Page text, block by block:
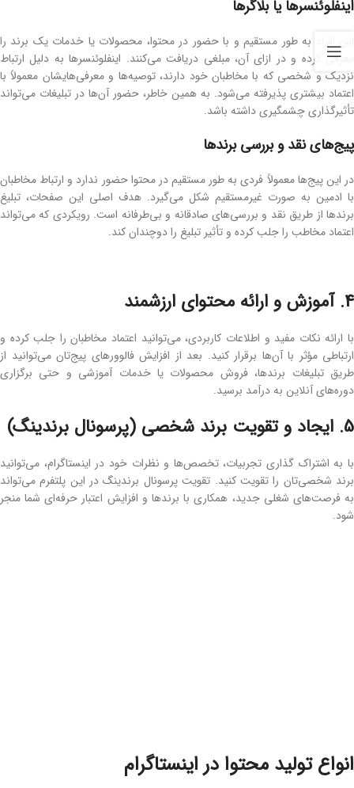
اینفلوئنسرها یا بلاگرها
این افراد به ‌طور مستقیم و با حضور در محتوا، محصولات یا خدمات یک برند را
معرفی کرده و در ازای آن، مبلغی دریافت می‌کنند. اینفلوئنسرها به‌ دلیل ارتباط
نزدیک و شخصی که با مخاطبان خود دارند، توصیه‌ها و معرفی‌هایشان معمولاً با
اعتماد بیشتری پذیرفته می‌شود. به ‌همین ‌خاطر، حضور آن‌ها در تبلیغات می‌تواند
تأثیرگذاری چشمگیری داشته باشد.
پیج‌های نقد و بررسی برندها
در این پیج‌ها معمولاً فردی به ‌طور مستقیم در محتوا حضور ندارد و ارتباط مخاطبان
با ادمین به ‌صورت غیرمستقیم شکل می‌گیرد. هدف اصلی این صفحات، تبلیغ
برندها از طریق نقد و بررسی‌های صادقانه و بی‌طرفانه است. رویکردی که می‌تواند
اعتماد مخاطب را جلب کرده و تأثیر تبلیغ را دوچندان کند.
4. آموزش و ارائه محتوای ارزشمند
با ارائه نکات مفید و اطلاعات کاربردی، می‌توانید اعتماد مخاطبان را جلب کرده و
ارتباطی مؤثر با آن‌ها برقرار کنید. بعد از افزایش فالوورهای پیج‌تان می‌توانید از
طریق تبلیغات برندها، فروش محصولات یا خدمات آموزشی و حتی برگزاری
دوره‌های آنلاین به درآمد برسید.
5. ایجاد و تقویت برند شخصی (پرسونال برندینگ)
با به اشتراک ‌گذاری تجربیات، تخصص‌ها و نظرات خود در اینستاگرام، می‌توانید
برند شخصی‌تان را تقویت کنید. تقویت پرسونال برندینگ در این پلتفرم می‌تواند
به فرصت‌های شغلی جدید، همکاری با برندها و افزایش اعتبار حرفه‌ای شما منجر
شود.
انواع تولید محتوا در اینستاگرام